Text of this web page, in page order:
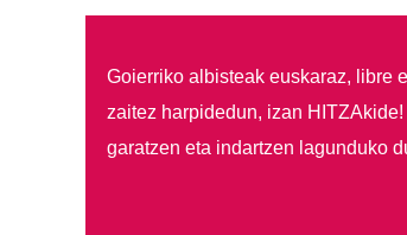
Goierriko albisteak euskaraz, libre
zaitez harpidedun, izan HITZAkide!
garatzen eta indartzen lagunduko